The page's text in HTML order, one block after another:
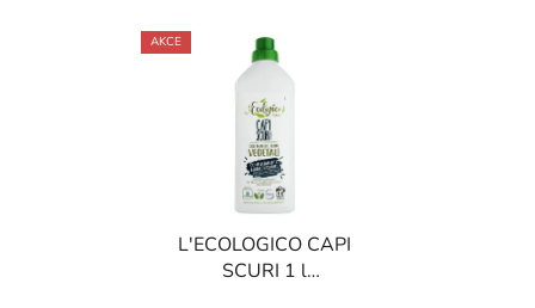
AKCE
L'ECOLOGICO CAPI
SCURI 1 l